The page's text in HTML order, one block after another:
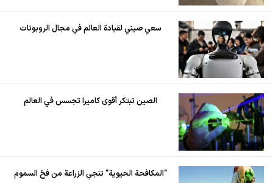
سعي صيني لقيادة العالم في مجال الروبوتات
الصين تبتكر أقوى كاميرا تجسس في العالم
"المكافحة الحيوية" تنجي الزراعة من فخ السموم